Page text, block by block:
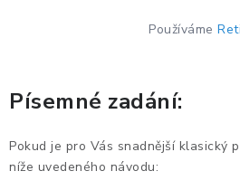
PODLOŽKY POD MYŠ A ZÁPĚSTÍ
ERGONOMICKÉ KLÁVESNICE
Používáme
Písemné zadání:
Pokud je pro Vás snadnější klasický
níže uvedeného návodu: